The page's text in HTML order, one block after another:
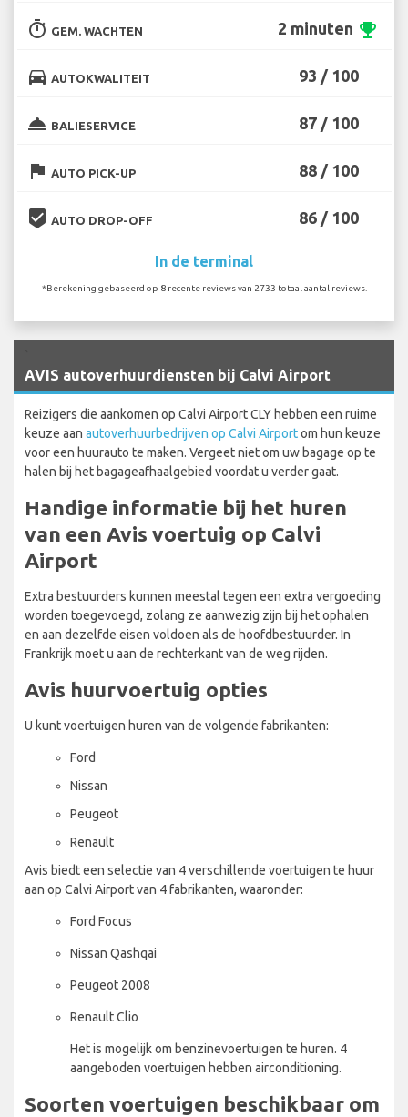
timer GEM. WACHTEN 2 minuten emoji_events
directions_car AUTOKWALITEIT 93 / 100
room_service BALIESERVICE 87 / 100
flag AUTO PICK-UP 88 / 100
beenhere AUTO DROP-OFF 86 / 100
In de terminal
*Berekening gebaseerd op 8 recente reviews van 2733 totaal aantal reviews.
AVIS autoverhuurdiensten bij Calvi Airport
Reizigers die aankomen op Calvi Airport CLY hebben een ruime
keuze aan autoverhuurbedrijven op Calvi Airportom hun keuze
voor een huurauto te maken. Vergeet niet om uw bagage op te
halen bij het bagageafhaalgebied voordat u verder gaat.
Handige informatie bij het huren
van een Avis voertuig op Calvi
Airport
Extra bestuurders kunnen meestal tegen een extra vergoeding
worden toegevoegd, zolang ze aanwezig zijn bij het ophalen
en aan dezelfde eisen voldoen als de hoofdbestuurder. In
Frankrijk moet u aan de rechterkant van de weg rijden.
Avis huurvoertuig opties
U kunt voertuigen huren van de volgende fabrikanten:
Ford
Nissan
Peugeot
Renault
Avis biedt een selectie van 4 verschillende voertuigen te huur
aan op Calvi Airport van 4 fabrikanten, waaronder:
Ford Focus
Nissan Qashqai
Peugeot 2008
Renault Clio
Het is mogelijk om benzinevoertuigen te huren. 4
aangeboden voertuigen hebben airconditioning.
Soorten voertuigen beschikbaar om